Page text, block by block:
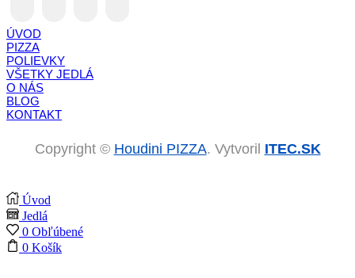
ÚVOD
PIZZA
POLIEVKY
VŠETKY JEDLÁ
O NÁS
BLOG
KONTAKT
Copyright © Houdini PIZZA. Vytvoril ITEC.SK
Úvod
Jedlá
0 Obľúbené
0 Košík